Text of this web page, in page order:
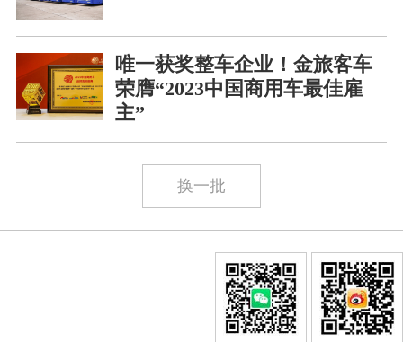
唯一获奖整车企业！金旅客车
荣膺“2023中国商用车最佳雇
主”
换一批